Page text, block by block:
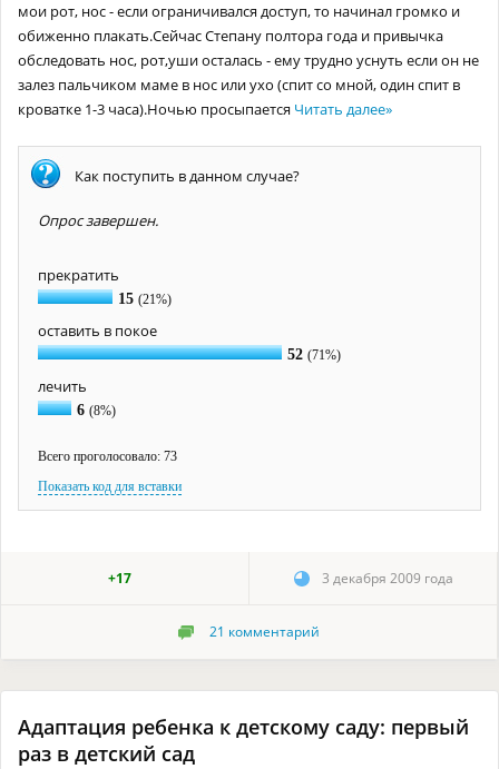
мои рот, нос - если ограничивался доступ, то начинал громко и
обиженно плакать.Сейчас Степану полтора года и привычка
обследовать нос, рот,уши осталась - ему трудно уснуть если он не
залез пальчиком маме в нос или ухо (спит со мной, один спит в
кроватке 1-3 часа).Ночью просыпается Читать далее»
Как поступить в данном случае?
Опрос завершен.
прекратить
15 (21%)
оставить в покое
52 (71%)
лечить
6 (8%)
Всего проголосовало: 73
Показать код для вставки
+17 3 декабря 2009 года
21 комментарий
Адаптация ребенка к детскому саду: первый
раз в детский сад